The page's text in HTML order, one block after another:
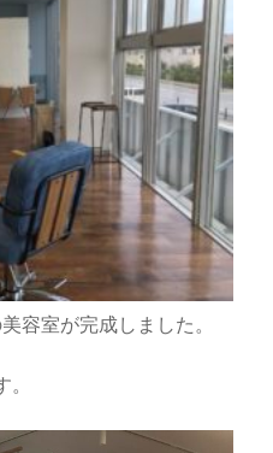
容室が完成しました。